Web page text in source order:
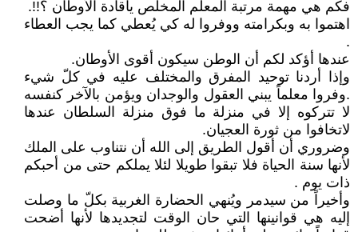
فكم هي مهمة مرتبة المعلم المخلص ياقادة الأوطان ؟!!.
اهتموا به وبكرامته ووفروا له كي يُعطي كما يجب العطاء
.
عندها أؤكد لكم أن الوطن سيكون أقوى الأوطان.
وإذا أردنا توحيد المفرق والمختلف عليه في كلّ شيء
.وفروا معلماً يبني العقول والوجدان ويؤمن بالآخر كنفسه
لا تتركوه إلا في منزلة ما فوق منزلة السلطان عندها
لاتخافوا من ثورة العجيان.
وضروري أن أقول الطريق إلى الله أن نتناوب على الملك
لأنها سنة الحياة فلا تبقوا طويلا لئلا يملكم حتى من أحبكم
ذات يوم .
وأخيراً من سيدمر ويُنهي الحضارة الغربية بكلّ ما وصلت
إليه هي قوانينها التي حان الوقت لتجديدها لأنها أضحت